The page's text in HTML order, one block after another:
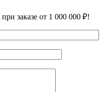
при заказе от 1 000 000 ₽!